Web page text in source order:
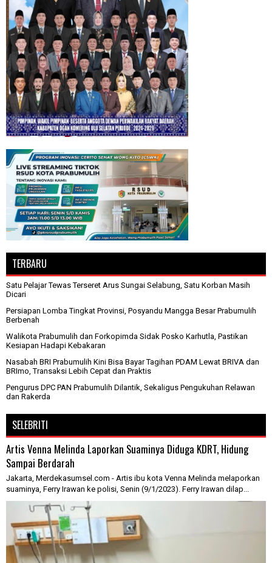
TERBARU
Satu Pelajar Tewas Terseret Arus Sungai Selabung, Satu Korban Masih
Dicari
Persiapan Lomba Tingkat Provinsi, Posyandu Mangga Besar Prabumulih
Berbenah
Walikota Prabumulih dan Forkopimda Sidak Posko Karhutla, Pastikan
Kesiapan Hadapi Kebakaran
Nasabah BRI Prabumulih Kini Bisa Bayar Tagihan PDAM Lewat BRIVA dan
BRImo, Transaksi Lebih Cepat dan Praktis
Pengurus DPC PAN Prabumulih Dilantik, Sekaligus Pengukuhan Relawan
dan Rakerda
SELEBRITI
Artis Venna Melinda Laporkan Suaminya Diduga KDRT, Hidung
Sampai Berdarah
Jakarta, Merdekasumsel.com - Artis ibu kota Venna Melinda melaporkan
suaminya, Ferry Irawan ke polisi, Senin (9/1/2023). Ferry Irawan dilap...